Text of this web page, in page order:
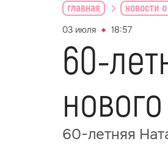
главная новости
03 июля 18:57
60-
60-летняя